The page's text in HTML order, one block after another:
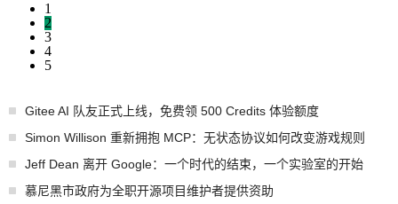
1
2
3
4
5
Gitee AI 队友正式上线，免费领 500 Credits 体验额度
Simon Willison 重新拥抱 MCP：无状态协议如何改变游戏规则
Jeff Dean 离开 Google：一个时代的结束，一个实验室的开始
慕尼黑市政府为全职开源项目维护者提供资助